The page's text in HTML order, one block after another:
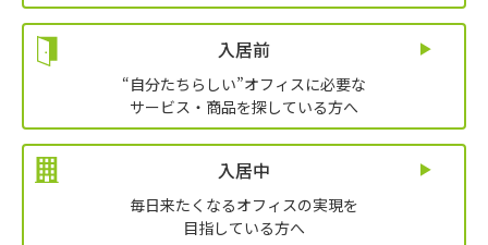
入居前
“自分たちらしい”オフィスに必要な
サービス・商品を探している方へ
入居中
毎日来たくなるオフィスの実現を
目指している方へ